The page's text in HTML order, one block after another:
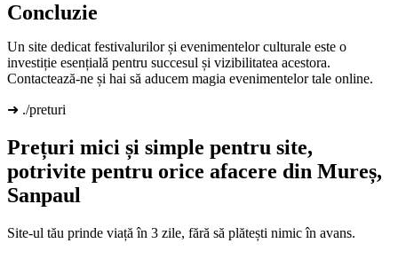
Concluzie
Un site dedicat festivalurilor și evenimentelor culturale este o
investiție esențială pentru succesul și vizibilitatea acestora.
Contactează-ne și hai să aducem magia evenimentelor tale online.
➜ ./preturi
Prețuri mici și simple pentru site,
potrivite pentru orice afacere din Mureș,
Sanpaul
Site-ul tău prinde viață în 3 zile, fără să plătești nimic în avans.